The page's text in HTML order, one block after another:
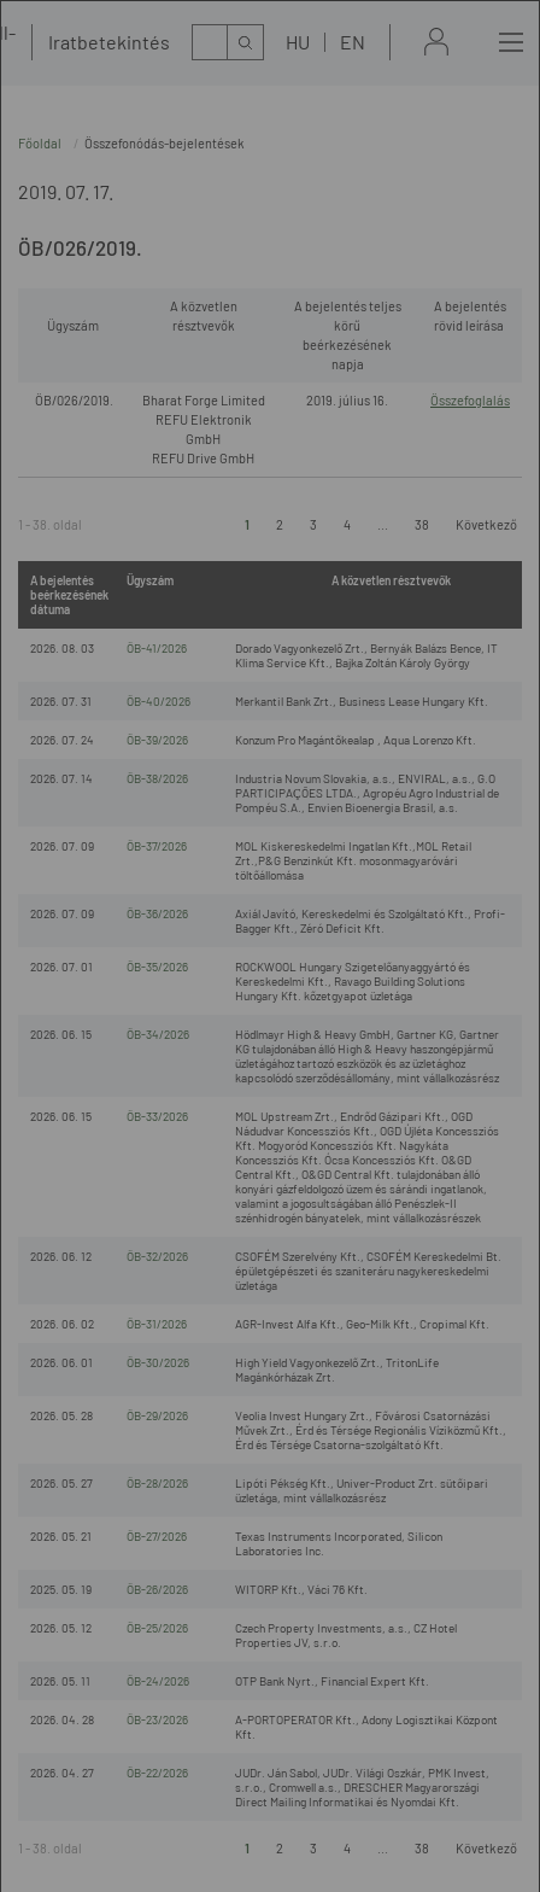
Iratbetekintés Kereső HU EN
Főoldal Összefonódás-bejelentések
2019. 07. 17.
ÖB/026/2019.
Ügyszám
A közvetlen
résztvevők
A bejelentés teljes
körű
beérkezésének
napja
A bejelentés
rövid leírása
ÖB/026/2019.
Bharat Forge Limited
REFU Elektronik
GmbH
REFU Drive GmbH
2019. július 16. Összefoglalás
1 - 38. oldal 1 2 3 4 38 Következő
A bejelentés
beérkezésének
dátuma
Ügyszám A közvetlen résztvevők
2026. 08. 03 ÖB-41/2026
Dorado Vagyonkezelő Zrt., Bernyák Balázs Bence, IT
Klima Service Kft., Bajka Zoltán Károly György
2026. 07. 31 ÖB-40/2026 Merkantil Bank Zrt., Business Lease Hungary Kft.
2026. 07. 24 ÖB-39/2026 Konzum Pro Magántőkealap , Aqua Lorenzo Kft.
2026. 07. 14 ÖB-38/2026
Industria Novum Slovakia, a.s., ENVIRAL, a.s., G.O
PARTICIPAÇÕES LTDA., Agropéu Agro Industrial de
Pompéu S.A., Envien Bioenergia Brasil, a.s.
2026. 07. 09 ÖB-37/2026
MOL Kiskereskedelmi Ingatlan Kft.,MOL Retail
Zrt.,P&G Benzinkút Kft. mosonmagyaróvári
töltőállomása
2026. 07. 09 ÖB-36/2026
Axiál Javító, Kereskedelmi és Szolgáltató Kft., Profi-
Bagger Kft., Zéró Deficit Kft.
2026. 07. 01 ÖB-35/2026
ROCKWOOL Hungary Szigetelőanyaggyártó és
Kereskedelmi Kft., Ravago Building Solutions
Hungary Kft. kőzetgyapot üzletága
2026. 06. 15 ÖB-34/2026
Hödlmayr High & Heavy GmbH, Gartner KG, Gartner
KG tulajdonában álló High & Heavy haszongépjármű
üzletágához tartozó eszközök és az üzletághoz
kapcsolódó szerződésállomány, mint vállalkozásrész
2026. 06. 15 ÖB-33/2026
MOL Upstream Zrt., Endrőd Gázipari Kft., OGD
Nádudvar Koncessziós Kft., OGD Újléta Koncessziós
Kft. Mogyoród Koncessziós Kft. Nagykáta
Koncessziós Kft. Ócsa Koncessziós Kft. O&GD
Central Kft., O&GD Central Kft. tulajdonában álló
konyári gázfeldolgozó üzem és sárándi ingatlanok,
valamint a jogosultságában álló Penészlek-II
szénhidrogén bányatelek, mint vállalkozásrészek
2026. 06. 12 ÖB-32/2026
CSOFÉM Szerelvény Kft., CSOFÉM Kereskedelmi Bt.
épületgépészeti és szaniteráru nagykereskedelmi
üzletága
2026. 06. 02 ÖB-31/2026 AGR-Invest Alfa Kft., Geo-Milk Kft., Cropimal Kft.
2026. 06. 01 ÖB-30/2026
High Yield Vagyonkezelő Zrt., TritonLife
Magánkórházak Zrt.
2026. 05. 28 ÖB-29/2026
Veolia Invest Hungary Zrt., Fővárosi Csatornázási
Művek Zrt., Érd és Térsége Regionális Víziközmű Kft.,
Érd és Térsége Csatorna-szolgáltató Kft.
2026. 05. 27 ÖB-28/2026
Lipóti Pékség Kft., Univer-Product Zrt. sütőipari
üzletága, mint vállalkozásrész
2026. 05. 21 ÖB-27/2026
Texas Instruments Incorporated, Silicon
Laboratories Inc.
2025. 05. 19 ÖB-26/2026 WITORP Kft., Váci 76 Kft.
2026. 05. 12 ÖB-25/2026
Czech Property Investments, a.s., CZ Hotel
Properties JV, s.r.o.
2026. 05. 11 ÖB-24/2026 OTP Bank Nyrt., Financial Expert Kft.
2026. 04. 28 ÖB-23/2026
A-PORTOPERATOR Kft., Adony Logisztikai Központ
Kft.
2026. 04. 27 ÖB-22/2026
JUDr. Ján Sabol, JUDr. Világi Oszkár, PMK Invest,
s.r.o., Cromwell a.s., DRESCHER Magyarországi
Direct Mailing Informatikai és Nyomdai Kft.
1 - 38. oldal 1 2 3 4 38 Következő